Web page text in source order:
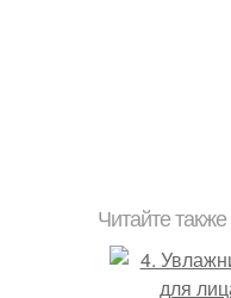
Читайте также